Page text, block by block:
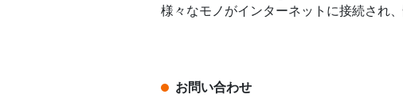
様々なモノがインターネットに接続され
お問い合わせ